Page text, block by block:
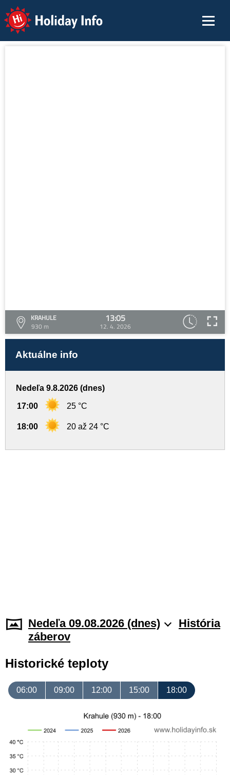
Holiday Info
KRAHULE
930 m
13:05
12. 4. 2026
Aktuálne info
Nedeľa 9.8.2026 (dnes)
17:00 25 °C
18:00 20 až 24 °C
Nedeľa 09.08.2026 (dnes)
História
záberov
Historické teploty
06:00 09:00 12:00 15:00 18:00